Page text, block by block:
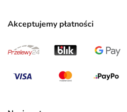
Akceptujemy płatności